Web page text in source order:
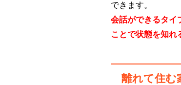
できます。
会話ができるタイ
ことで状態を知れ
離れて住む